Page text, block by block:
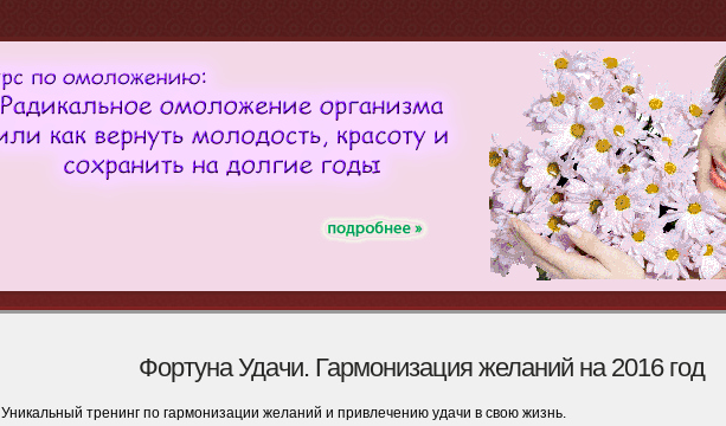
Фортуна Удачи. Гармонизация желаний на 2016 год
Уникальный тренинг по гармонизации желаний и привлечению удачи в свою жизнь.